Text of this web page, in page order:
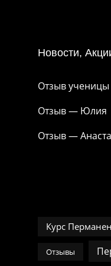
h
Новости,
Отзыв
Отзыв — Юлия
Отзыв —
Курс
Отзывы